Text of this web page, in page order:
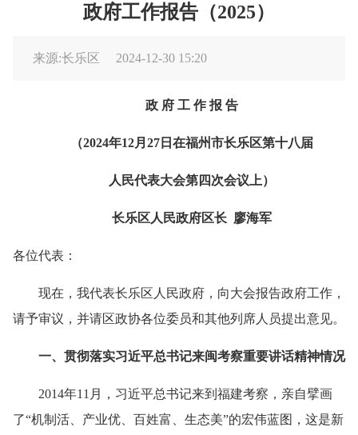
政府工作报告（2025）
来源:长乐区 2024-12-30 15:20
政 府 工 作 报 告
（2024年12月27日在福州市长乐区第十八届
人民代表大会第四次会议上）
长乐区人民政府区长 廖海军
各位代表：
现在，我代表长乐区人民政府，向大会报告政府工作，
请予审议，并请区政协各位委员和其他列席人员提出意见。
一、贯彻落实习近平总书记来闽考察重要讲话精神情况
2014年11月，习近平总书记来到福建考察，亲自擘画
了“机制活、产业优、百姓富、生态美”的宏伟蓝图，这是新